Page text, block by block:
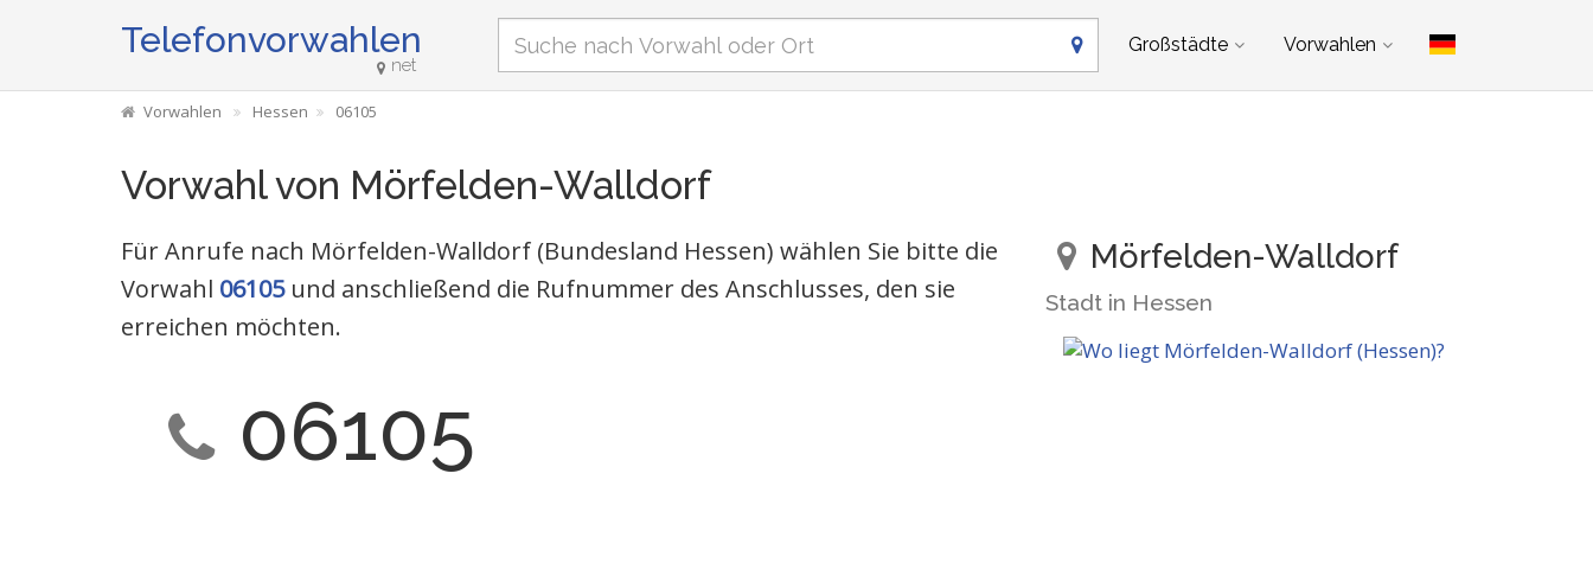
Telefonvorwahlen
net
Großstädte Vorwahlen
Vorwahlen Hessen 06105
Vorwahl von Mörfelden-Walldorf
Für Anrufe nach Mörfelden-Walldorf (Bundesland Hessen) wählen Sie bitte die
Vorwahl 06105und anschließend die Rufnummer des Anschlusses, den sie
erreichen möchten.
06105
Mörfelden-Walldorf
Stadt in Hessen